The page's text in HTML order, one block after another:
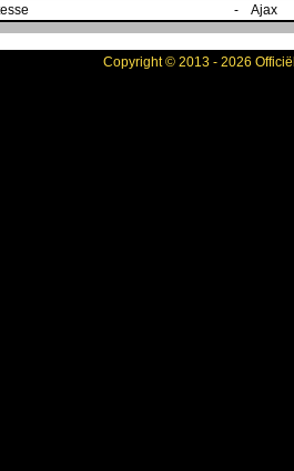
- Ajax
Copyright © 2013 - 2026